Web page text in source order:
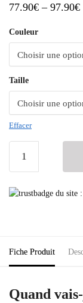
77.90€ – 97.90€
Couleur
Taille
Effacer
Fiche Produit
Quand